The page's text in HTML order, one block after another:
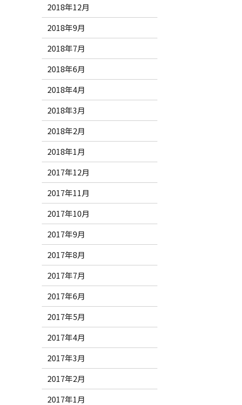
2018年12月
2018年9月
2018年7月
2018年6月
2018年4月
2018年3月
2018年2月
2018年1月
2017年12月
2017年11月
2017年10月
2017年9月
2017年8月
2017年7月
2017年6月
2017年5月
2017年4月
2017年3月
2017年2月
2017年1月